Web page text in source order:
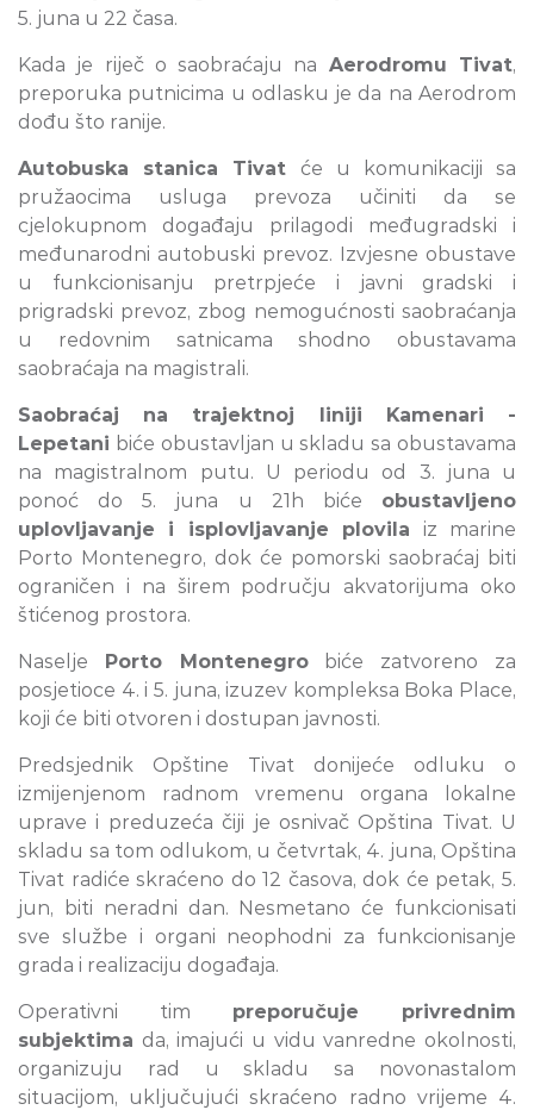
5. juna u 22 časa.
Kada je riječ o saobraćaju na Aerodromu Tivat,
preporuka putnicima u odlasku je da na Aerodrom
dođu što ranije.
Autobuska stanica Tivat će u komunikaciji sa
pružaocima usluga prevoza učiniti da se
cjelokupnom događaju prilagodi međugradski i
međunarodni autobuski prevoz. Izvjesne obustave
u funkcionisanju pretrpjeće i javni gradski i
prigradski prevoz, zbog nemogućnosti saobraćanja
u redovnim satnicama shodno obustavama
saobraćaja na magistrali.
Saobraćaj na trajektnoj liniji Kamenari -
Lepetani biće obustavljan u skladu sa obustavama
na magistralnom putu. U periodu od 3. juna u
ponoć do 5. juna u 21h biće obustavljeno
uplovljavanje i isplovljavanje plovila iz marine
Porto Montenegro, dok će pomorski saobraćaj biti
ograničen i na širem području akvatorijuma oko
štićenog prostora.
Naselje Porto Montenegrobiće zatvoreno za
posjetioce 4. i 5. juna, izuzev kompleksa Boka Place,
koji će biti otvoren i dostupan javnosti.
Predsjednik Opštine Tivat donijeće odluku o
izmijenjenom radnom vremenu organa lokalne
uprave i preduzeća čiji je osnivač Opština Tivat. U
skladu sa tom odlukom, u četvrtak, 4. juna, Opština
Tivat radiće skraćeno do 12 časova, dok će petak, 5.
jun, biti neradni dan. Nesmetano će funkcionisati
sve službe i organi neophodni za funkcionisanje
grada i realizaciju događaja.
Operativni tim preporučuje privrednim
subjektima da, imajući u vidu vanredne okolnosti,
organizuju rad u skladu sa novonastalom
situacijom, uključujući skraćeno radno vrijeme 4.